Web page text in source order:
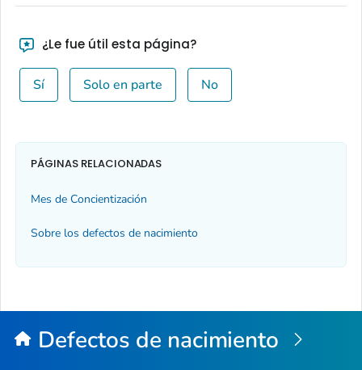
¿Le fue útil esta página?
Sí Solo en parte No
PÁGINAS RELACIONADAS
Mes de Concientización
Sobre los defectos de nacimiento
Defectos de nacimiento